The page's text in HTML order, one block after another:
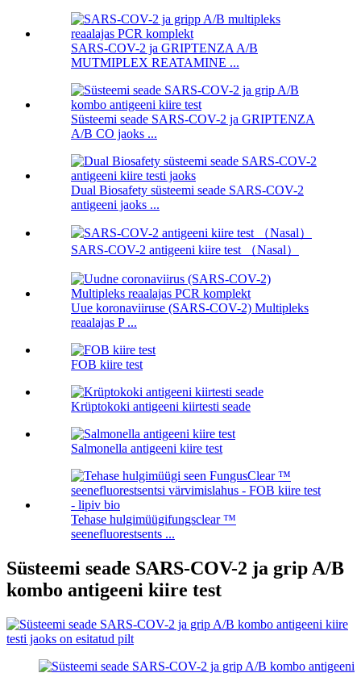
SARS-COV-2 ja GRIPTENZA A/B
MUTMIPLEX REATAMINE ...
Süsteemi seade SARS-COV-2 ja GRIPTENZA
A/B CO jaoks ...
Dual Biosafety süsteemi seade SARS-COV-2
antigeeni jaoks ...
SARS-COV-2 antigeeni kiire test （Nasal）
Uue koronaviiruse (SARS-COV-2) Multipleks
reaalajas P ...
FOB kiire test
Krüptokoki antigeeni kiirtesti seade
Salmonella antigeeni kiire test
Tehase hulgimüügifungsclear ™
seenefluorestsents ...
Süsteemi seade SARS-COV-2 ja grip A/B
kombo antigeeni kiire test